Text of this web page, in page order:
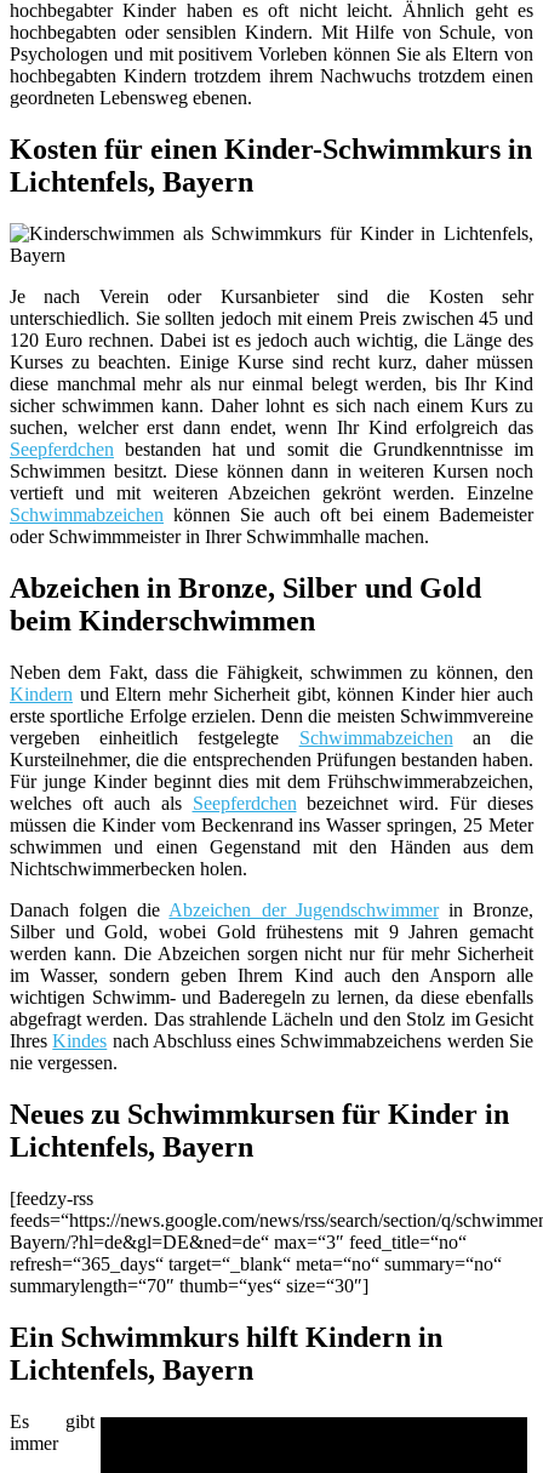
hochbegabter Kinder haben es oft nicht leicht. Ähnlich geht es
hochbegabten oder sensiblen Kindern. Mit Hilfe von Schule, von
Psychologen und mit positivem Vorleben können Sie als Eltern von
hochbegabten Kindern trotzdem ihrem Nachwuchs trotzdem einen
geordneten Lebensweg ebenen.
Kosten für einen Kinder-Schwimmkurs in
Lichtenfels, Bayern
Je nach Verein oder Kursanbieter sind die Kosten sehr
unterschiedlich. Sie sollten jedoch mit einem Preis zwischen 45 und
120 Euro rechnen. Dabei ist es jedoch auch wichtig, die Länge des
Kurses zu beachten. Einige Kurse sind recht kurz, daher müssen
diese manchmal mehr als nur einmal belegt werden, bis Ihr Kind
sicher schwimmen kann. Daher lohnt es sich nach einem Kurs zu
suchen, welcher erst dann endet, wenn Ihr Kind erfolgreich das
Seepferdchen bestanden hat und somit die Grundkenntnisse im
Schwimmen besitzt. Diese können dann in weiteren Kursen noch
vertieft und mit weiteren Abzeichen gekrönt werden. Einzelne
Schwimmabzeichen können Sie auch oft bei einem Bademeister
oder Schwimmmeister in Ihrer Schwimmhalle machen.
Abzeichen in Bronze, Silber und Gold
beim Kinderschwimmen
Neben dem Fakt, dass die Fähigkeit, schwimmen zu können, den
Kindern und Eltern mehr Sicherheit gibt, können Kinder hier auch
erste sportliche Erfolge erzielen. Denn die meisten Schwimmvereine
vergeben einheitlich festgelegte Schwimmabzeichen an die
Kursteilnehmer, die die entsprechenden Prüfungen bestanden haben.
Für junge Kinder beginnt dies mit dem Frühschwimmerabzeichen,
welches oft auch als Seepferdchen bezeichnet wird. Für dieses
müssen die Kinder vom Beckenrand ins Wasser springen, 25 Meter
schwimmen und einen Gegenstand mit den Händen aus dem
Nichtschwimmerbecken holen.
Danach folgen die Abzeichen der Jugendschwimmerin Bronze,
Silber und Gold, wobei Gold frühestens mit 9 Jahren gemacht
werden kann. Die Abzeichen sorgen nicht nur für mehr Sicherheit
im Wasser, sondern geben Ihrem Kind auch den Ansporn alle
wichtigen Schwimm- und Baderegeln zu lernen, da diese ebenfalls
abgefragt werden. Das strahlende Lächeln und den Stolz im Gesicht
IhresKindes nach Abschluss eines Schwimmabzeichens werden Sie
nie vergessen.
Neues zu Schwimmkursen für Kinder in
Lichtenfels, Bayern
[feedzy-rss
feeds=“https://news.google.com/news/rss/search/section/q/
Bayern/?hl=de&gl=DE&ned=de“ max=“3″ feed_title=“no“
refresh=“365_days“ target=“_blank“ meta=“no“ summary=“no“
summarylength=“70″ thumb=“yes“ size=“30″]
Ein Schwimmkurs hilft Kindern in
Lichtenfels, Bayern
Es gibt
immer